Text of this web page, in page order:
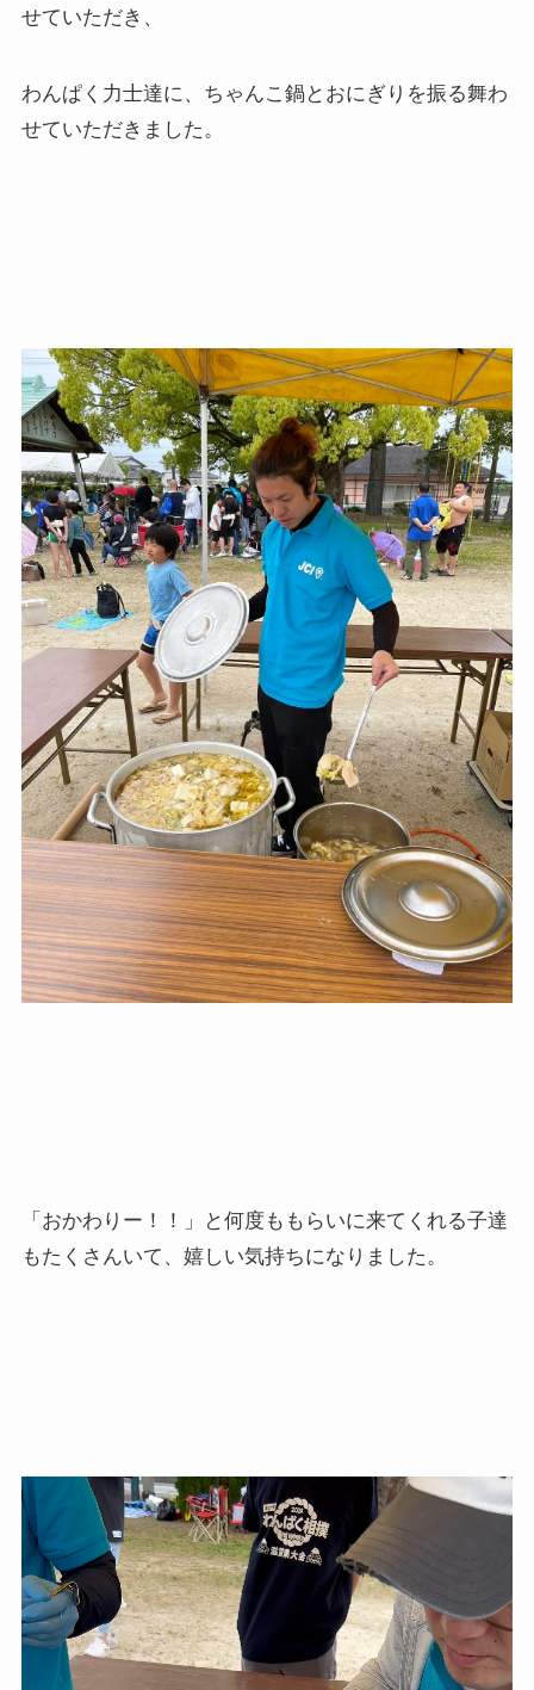
せていただき、
わんぱく力士達に、ちゃんこ鍋とおにぎりを振る舞わ
せていただきました。
「おかわりー！！」と何度ももらいに来てくれる子達
もたくさんいて、嬉しい気持ちになりました。